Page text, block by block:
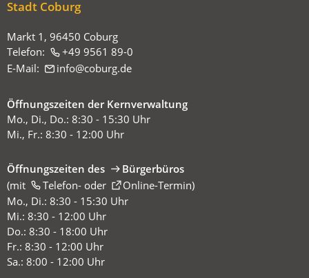
Stadt Coburg
Markt 1, 96450 Coburg
Telefon:
+49 9561 89-0
E-Mail:
info coburg de
Öffnungszeiten der Kernverwaltung
Mo., Di., Do.: 8:30 - 15:30 Uhr
Mi., Fr.: 8:30 - 12:00 Uhr
Öffnungszeiten des
Bürgerbüros
(mit
Telefon-oder Online-Termin
(Öffnet
in
einem
neuen
Tab)
)
Mo., Di.: 8:30 - 15:30 Uhr
Mi.: 8:30 - 12:00 Uhr
Do.: 8:30 - 18:00 Uhr
Fr.: 8:30 - 12:00 Uhr
Sa.: 8:00 - 12:00 Uhr